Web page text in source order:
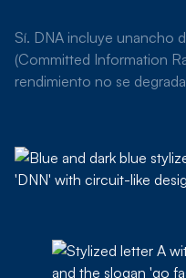
Sí. DNA incluye unancho
(Committed Information
rendimiento no se